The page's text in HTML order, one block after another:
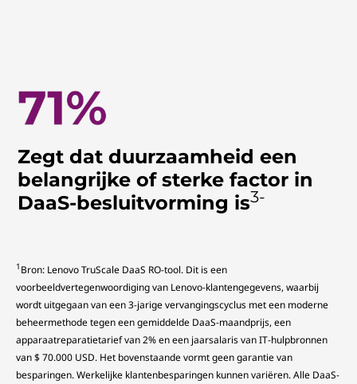
Zegt dat duurzaamheid een
belangrijke of sterke factor in
DaaS-besluitvorming is3-
1 Bron: Lenovo TruScale DaaS RO-tool. Dit is een
voorbeeldvertegenwoordiging van Lenovo-klantengegevens, waarbij
wordt uitgegaan van een 3-jarige vervangingscyclus met een moderne
beheermethode tegen een gemiddelde DaaS-maandprijs, een
apparaatreparatietarief van 2% en een jaarsalaris van IT-hulpbronnen
van $ 70.000 USD. Het bovenstaande vormt geen garantie van
besparingen. Werkelijke klantenbesparingen kunnen variëren. Alle DaaS-